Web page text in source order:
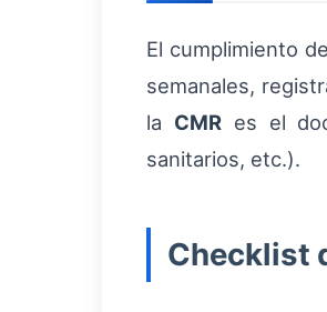
El cumplimiento
semanales,
la CMRes el
sanitarios, etc.).
Checklist